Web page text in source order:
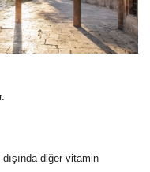
diğer vitamin